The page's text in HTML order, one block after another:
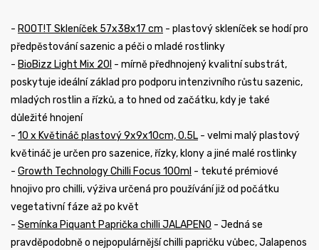
- ROOT!T Skleníček 57x38x17 cm - plastový skleníček se hodí pro
předpěstování sazenic a péči o mladé rostlinky
- BioBizz Light Mix 20l - mírně předhnojený kvalitní substrát,
poskytuje ideální základ pro podporu intenzivního růstu sazenic,
mladých rostlin a řízků, a to hned od začátku, kdy je také
důležité hnojení
- 10 x Květináč plastový 9x9x10cm, 0.5L - velmi malý plastový
květináč je určen pro sazenice, řízky, klony a jiné malé rostlinky
- Growth Technology Chilli Focus 100ml - tekuté prémiové
hnojivo pro chilli, výživa určená pro používání již od počátku
vegetativní fáze až po květ
- Semínka Piquant Paprička chilli JALAPENO - Jedná se
pravděpodobně o nejpopulárnější chilli papričku vůbec, Jalapenos